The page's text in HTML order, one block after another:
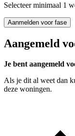
Selecteer minimaal 1
Aanmelden voor fase
Aangemeld
Je bent aangemeld
Als je dit al weet dan
deze woningen.